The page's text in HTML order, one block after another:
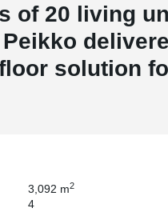
of 20 living
solution
3,092 m2
4